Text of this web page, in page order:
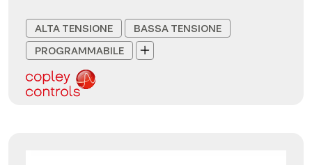
ALTA TENSIONE
BASSA TENSIONE
PROGRAMMABILE